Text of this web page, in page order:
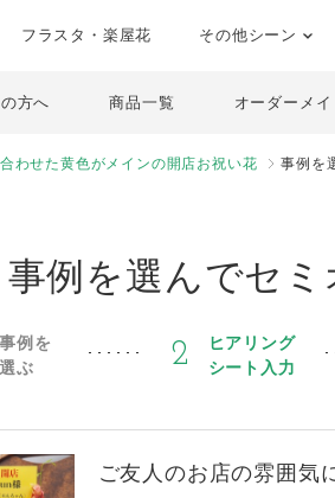
フラスタ・楽屋花 その他シーン
方へ 商品一覧 オーダーメイ
わせた黄色がメインの開店お祝い花 事例を
事例を選んでセミ
事例を
選ぶ
2
ヒアリング
シート入力
ご友人のお店の雰囲気